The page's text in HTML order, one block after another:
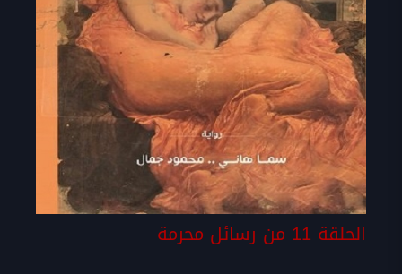
الحلقة 11 من رسائل محرمة